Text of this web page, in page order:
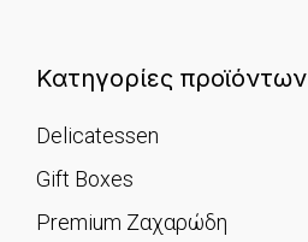
Κατηγορίες προϊόντων
Delicatessen
Gift Boxes
Premium Ζαχαρώδη